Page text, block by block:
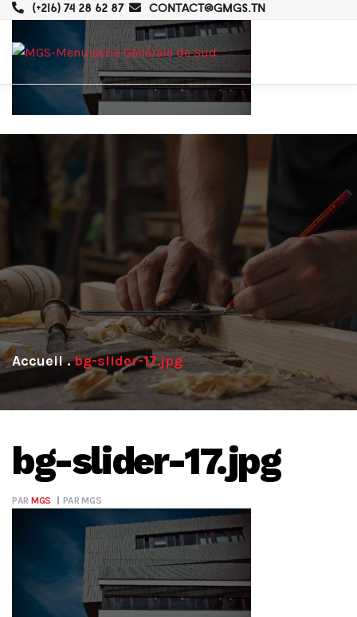
(+216) 74 28 62 87 CONTACT@GMGS.TN
. bg-slider-17.jpg
bg-slider-17.jpg
PAR MGS PARMGS